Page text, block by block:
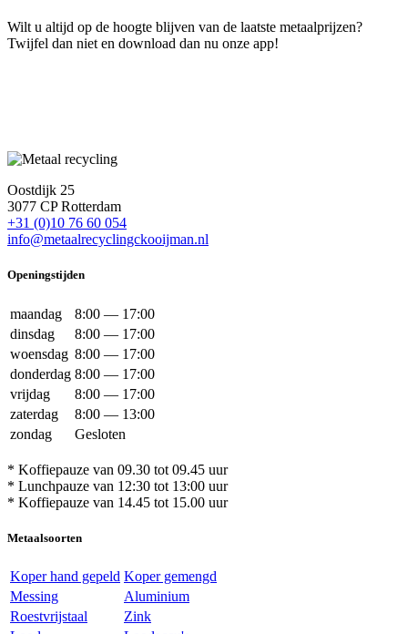
Wilt u altijd op de hoogte blijven van de laatste metaalprijzen?
Twijfel dan niet en download dan nu onze app!
Oostdijk 25
3077 CP Rotterdam
+31 (0)10 76 60 054
info@metaalrecyclingckooijman.nl
Openingstijden
maandag
8:00 — 17:00
dinsdag
8:00 — 17:00
woensdag 8:00 — 17:00
donderdag 8:00 — 17:00
vrijdag
8:00 — 17:00
zaterdag
8:00 — 13:00
zondag
Gesloten
* Koffiepauze van 09.30 tot 09.45 uur
* Lunchpauze van 12:30 tot 13:00 uur
* Koffiepauze van 14.45 tot 15.00 uur
Metaalsoorten
Koper hand gepeld Koper gemengd
Messing
Aluminium
Roestvrijstaal
Zink